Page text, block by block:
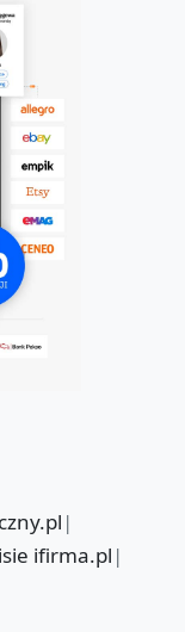
|
ifirma.pl |